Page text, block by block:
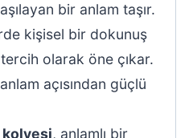
bir anlam taşır.
kişisel bir dokunuş
olarak öne çıkar.
açısından güçlü
kolyesi, anlamlı bir